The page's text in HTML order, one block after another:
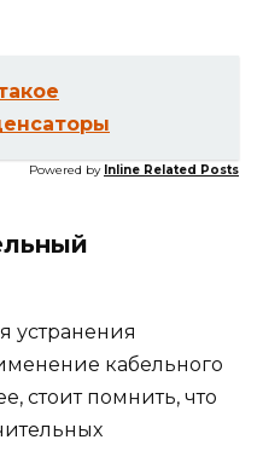
Powered by Inline Related Posts
устранения
кабельного
стоит помнить, что